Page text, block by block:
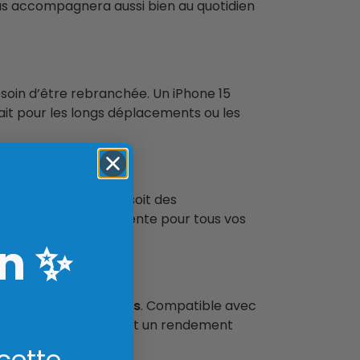
accompagnera aussi bien au quotidien
d’être rebranchée. Un iPhone 15
pour les longs déplacements ou les
temps. Que ce soit des
solution polyvalente pour tous vos
30 minutes. Compatible avec
charge et garantit un rendement
✨